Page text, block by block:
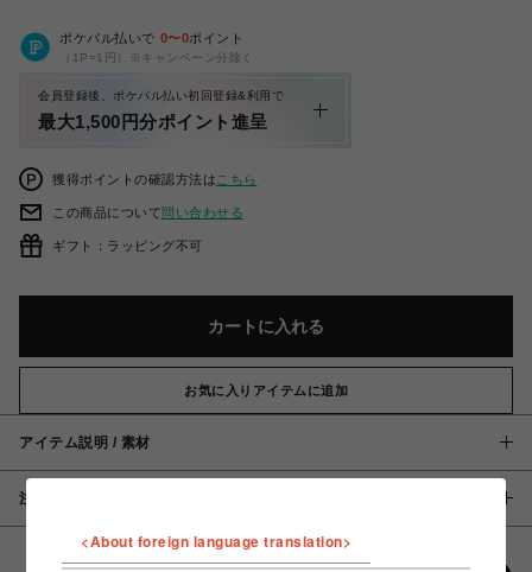
ポケパル払いで 0〜0ポイント
（1P=1円）※キャンペーン分除く
会員登録後、ポケパル払い初回登録&利用で
最大1,500円分ポイント進呈
獲得ポイントの確認方法は こちら
この商品について問い合わせる
ギフト：ラッピング不可
カートに入れる
お気に入りアイテムに追加
アイテム説明 / 素材
注意事項
<About foreign language translation>